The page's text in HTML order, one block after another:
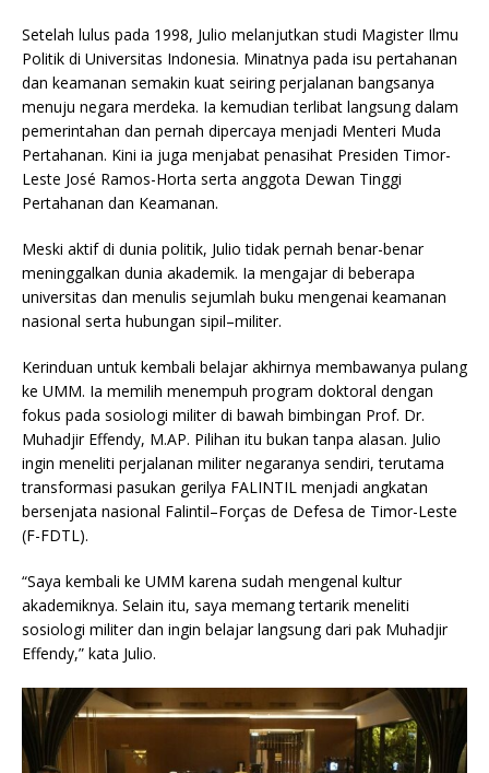
Setelah lulus pada 1998, Julio melanjutkan studi Magister Ilmu
Politik di Universitas Indonesia. Minatnya pada isu pertahanan
dan keamanan semakin kuat seiring perjalanan bangsanya
menuju negara merdeka. Ia kemudian terlibat langsung dalam
pemerintahan dan pernah dipercaya menjadi Menteri Muda
Pertahanan. Kini ia juga menjabat penasihat Presiden Timor-
Leste José Ramos-Horta serta anggota Dewan Tinggi
Pertahanan dan Keamanan.
Meski aktif di dunia politik, Julio tidak pernah benar-benar
meninggalkan dunia akademik. Ia mengajar di beberapa
universitas dan menulis sejumlah buku mengenai keamanan
nasional serta hubungan sipil–militer.
Kerinduan untuk kembali belajar akhirnya membawanya pulang
ke UMM. Ia memilih menempuh program doktoral dengan
fokus pada sosiologi militer di bawah bimbingan Prof. Dr.
Muhadjir Effendy, M.AP. Pilihan itu bukan tanpa alasan. Julio
ingin meneliti perjalanan militer negaranya sendiri, terutama
transformasi pasukan gerilya FALINTIL menjadi angkatan
bersenjata nasional Falintil–Forças de Defesa de Timor-Leste
(F-FDTL).
“Saya kembali ke UMM karena sudah mengenal kultur
akademiknya. Selain itu, saya memang tertarik meneliti
sosiologi militer dan ingin belajar langsung dari pak Muhadjir
Effendy,” kata Julio.